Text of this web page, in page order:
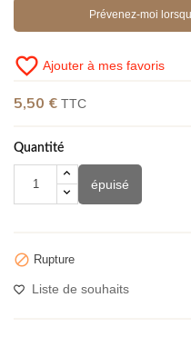
Prévenez-moi
favorite_border Ajouter à mes favoris
5,50 € TTC
Quantité
épuisé
 Rupture
Liste de souhaits